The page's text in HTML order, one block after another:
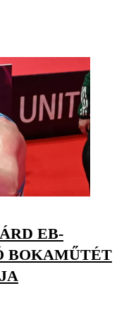
EB-
BOKAMŰTÉT